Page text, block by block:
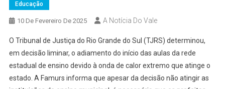
Educação
10 De Fevereiro De 2025 A Notícia Do Vale
O Tribunal de Justiça do Rio Grande do Sul (TJRS) determinou,
em decisão liminar, o adiamento do início das aulas da rede
estadual de ensino devido à onda de calor extremo que atinge o
estado. A Famurs informa que apesar da decisão não atingir as